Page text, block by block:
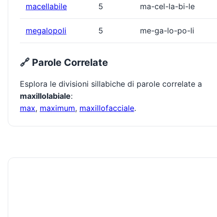
macellabile 5 ma-cel-la-bi-le
megalopoli 5 me-ga-lo-po-li
🔗 Parole Correlate
Esplora le divisioni sillabiche di parole correlate a
maxillolabiale:
max, maximum, maxillofacciale.